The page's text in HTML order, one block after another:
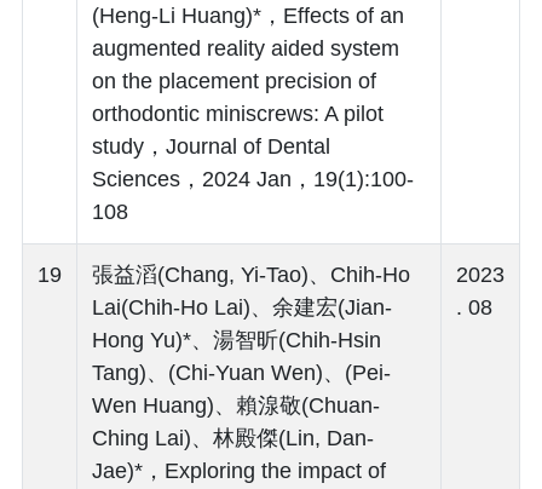
(Heng-Li Huang)*，Effects of an
augmented reality aided system
on the placement precision of
orthodontic miniscrews: A pilot
study，Journal of Dental
Sciences，2024 Jan，19(1):100-
108
19
張益滔(Chang, Yi-Tao)、Chih-Ho
Lai(Chih-Ho Lai)、余建宏(Jian-
Hong Yu)*、湯智昕(Chih-Hsin
Tang)、(Chi-Yuan Wen)、(Pei-
Wen Huang)、賴湶敬(Chuan-
Ching Lai)、林殿傑(Lin, Dan-
Jae)*，Exploring the impact of
2023
. 08